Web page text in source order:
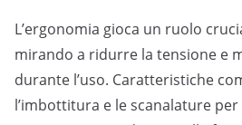
L’ergonomia gioca un ruolo
mirando a ridurre la tensione e
durante l’uso. Caratteristiche
l’imbottitura e le scanalature